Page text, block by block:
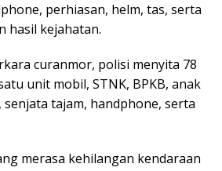
perhiasan, helm, tas, serta
hasil kejahatan.
curanmor, polisi menyita 78
unit mobil, STNK, BPKB, anak
tajam, handphone, serta
merasa kehilangan kendaraan